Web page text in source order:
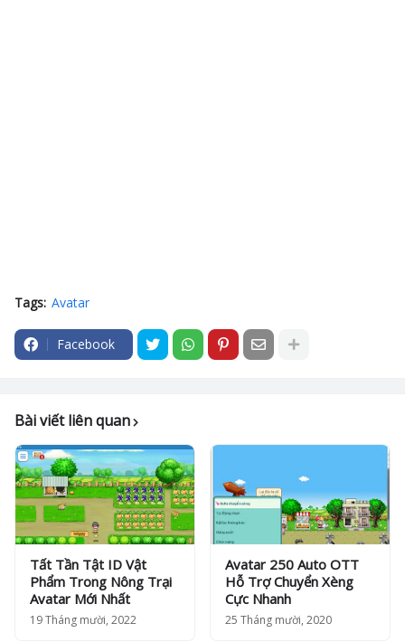
Tags: Avatar
Facebook
Bài viết liên quan
Tất Tần Tật ID Vật
Phẩm Trong Nông Trại
Avatar Mới Nhất
19 Tháng mười, 2022
Avatar 250 Auto OTT
Hỗ Trợ Chuyển Xèng
Cực Nhanh
25 Tháng mười, 2020